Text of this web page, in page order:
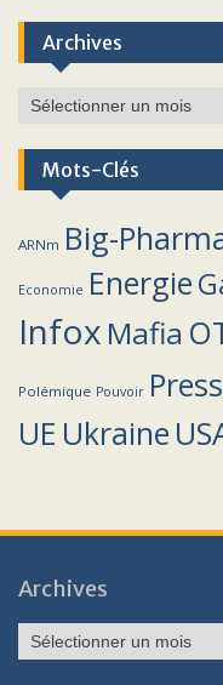
Archives
Archives
Mots-Clés
ARNm Big-
Economie Energie
Infox Mafia
Polémique Pouvoir
UE Ukraine
Archives
Archives